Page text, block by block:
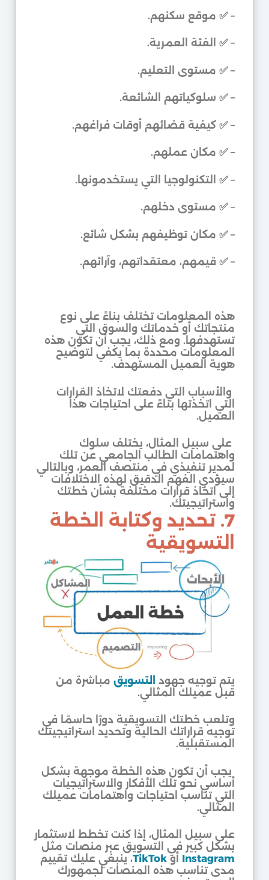
–
✅ موقع سكنهم.
–
✅ الفئة العمرية.
–
✅ مستوى التعليم.
–
✅ سلوكياتهم الشائعة.
–
✅ كيفية قضائهم أوقات فراغهم.
–
✅ مكان عملهم.
–
✅ التكنولوجيا التي يستخدمونها.
–
✅ مستوى دخلهم.
–
✅ مكان توظيفهم بشكل شائع.
–
✅ قيمهم، معتقداتهم، وآرائهم.
هذه المعلومات تختلف بناءً على نوع
منتجاتك أو خدماتك والسوق التي
تستهدفها. ومع ذلك، يجب أن تكون هذه
المعلومات محددة بما يكفي لتوضيح
هوية العميل المستهدف.
والأسباب التي دفعتك لاتخاذ القرارات
التي اتخذتها بناءً على احتياجات هذا
العميل.
على سبيل المثال، يختلف سلوك
واهتمامات الطالب الجامعي عن تلك
لمدير تنفيذي في منتصف العمر، وبالتالي
سيؤدي الفهم الدقيق لهذه الاختلافات
إلى اتخاذ قرارات مختلفة بشأن خطتك
واستراتيجيتك.
7. تحديد وكتابة الخطة
التسويقية
يتم توجيه جهود التسويق مباشرة من
قبل عميلك المثالي.
وتلعب خطتك التسويقية دورًا حاسمًا في
توجيه قراراتك الحالية وتحديد استراتيجيتك
المستقبلية.
يجب أن تكون هذه الخطة موجهة بشكل
أساسي نحو تلك الأفكار والاستراتيجيات
التي تناسب احتياجات واهتمامات عميلك
المثالي.
على سبيل المثال، إذا كنت تخطط لاستثمار
بشكل كبير في التسويق عبر منصات مثل
Instagram أو TikTok، ينبغي عليك تقييم
مدى تناسب هذه المنصات لجمهورك